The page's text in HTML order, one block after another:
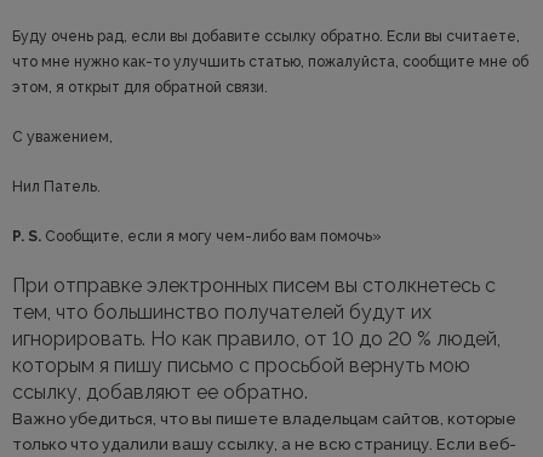
Буду очень рад, если вы добавите ссылку обратно. Если вы считаете,
что мне нужно как-то улучшить статью, пожалуйста, сообщите мне об
этом, я открыт для обратной связи.
С уважением,
Нил Патель.
P. S. Сообщите, если я могу чем-либо вам помочь»
При отправке электронных писем вы столкнетесь с
тем, что большинство получателей будут их
игнорировать. Но как правило, от 10 до 20 % людей,
которым я пишу письмо с просьбой вернуть мою
ссылку, добавляют ее обратно.
Важно убедиться, что вы пишете владельцам сайтов, которые
только что удалили вашу ссылку, а не всю страницу. Если веб-